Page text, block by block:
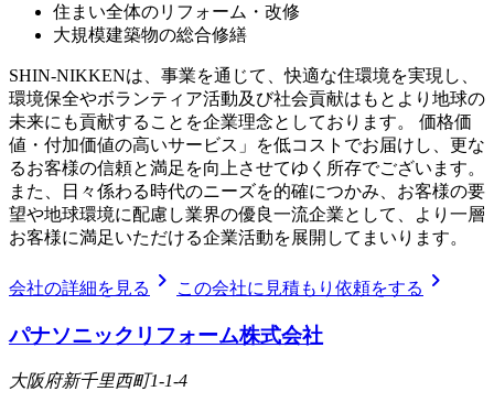
住まい全体のリフォーム・改修
大規模建築物の総合修繕
SHIN-NIKKENは、事業を通じて、快適な住環境を実現し、
環境保全やボランティア活動及び社会貢献はもとより地球の
未来にも貢献することを企業理念としております。 価格価
値・付加価値の高いサービス」を低コストでお届けし、更な
るお客様の信頼と満足を向上させてゆく所存でございます。
また、日々係わる時代のニーズを的確につかみ、お客様の要
望や地球環境に配慮し業界の優良一流企業として、より一層
お客様に満足いただける企業活動を展開してまいります。
会社の詳細を見る chevron_right この会社に見積もり依頼をする chevron_right
パナソニックリフォーム株式会社
大阪府新千里西町1-1-4